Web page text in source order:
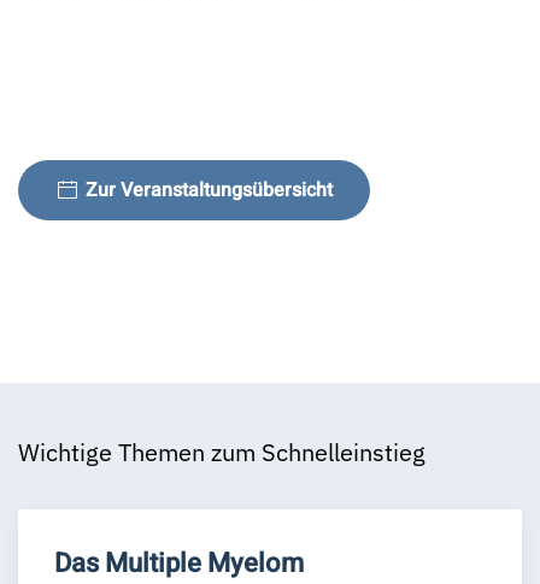
Zur Veranstaltungsübersicht
Wichtige Themen zum Schnelleinstieg
Das Multiple Myelom